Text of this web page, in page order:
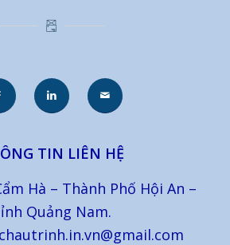
TIN LIÊN HỆ
Hà – Thành Phố Hội An –
Quảng Nam.